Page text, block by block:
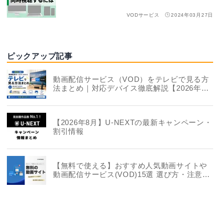
VODサービス 2024年03月27日
ピックアップ記事
動画配信サービス（VOD）をテレビで見る方
法まとめ｜対応デバイス徹底解説【2026年
【2026年8月】U-NEXTの最新キャンペーン・
割引情報
【無料で使える】おすすめ人気動画サイトや
動画配信サービス(VOD)15選 選び方・注意点